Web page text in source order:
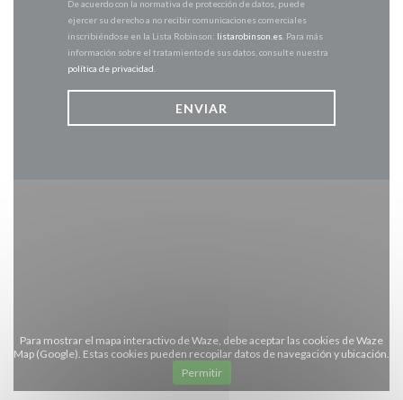
De acuerdo con la normativa de protección de datos, puede
ejercer su derecho a no recibir comunicaciones comerciales
inscribiéndose en la Lista Robinson: listarobinson.es . Para más
información sobre el tratamiento de sus datos, consulte nuestra
política de privacidad
Para mostrar el mapa interactivo de Waze, debe aceptar las cookies de Waze
Map (Google). Estas cookies pueden recopilar datos de navegación y ubicación.
Permitir